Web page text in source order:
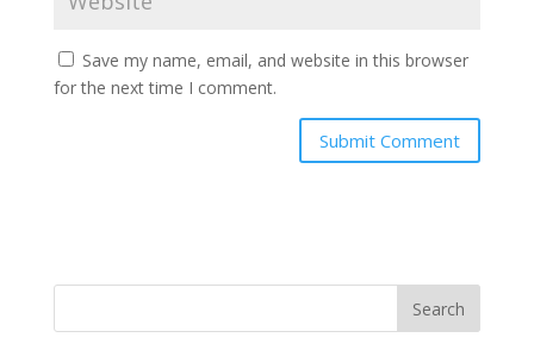
Save my name, email, and website in this browser
for the next time I comment.